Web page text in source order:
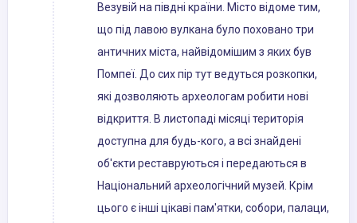
Везувій на півдні країни. Місто відоме тим,
що під лавою вулкана було поховано три
античних міста, найвідомішим з яких був
Помпеї. До сих пір тут ведуться розкопки,
які дозволяють археологам робити нові
відкриття. В листопаді місяці територія
доступна для будь-кого, а всі знайдені
об'єкти реставруються і передаються в
Національний археологічний музей. Крім
цього є інші цікаві пам'ятки, собори, палаци,